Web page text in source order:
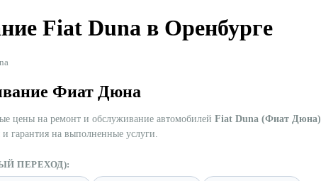
Fiat Duna в Оренбурге
Фиат Дюна
цены на ремонт и обслуживание автомобилей Fiat Duna (Фиат Дюна)
гарантия на выполненные услуги.
ПЕРЕХОД):